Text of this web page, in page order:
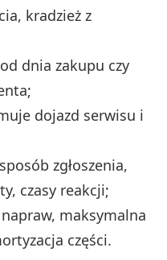
kradzież z
dnia zakupu czy
dojazd serwisu i
zgłoszenia,
czasy reakcji;
maksymalna
części.